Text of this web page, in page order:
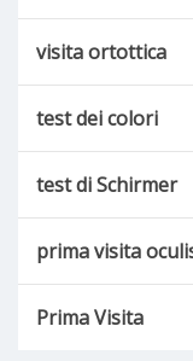
visita ortottica
test dei colori
test di Schirmer
prima visita
Prima Visita